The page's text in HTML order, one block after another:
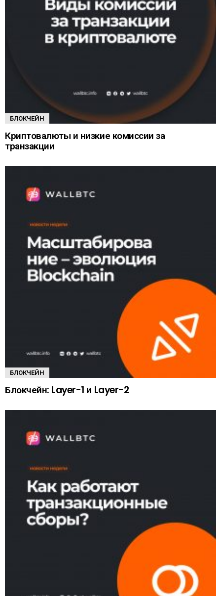
БЛОКЧЕЙН
Криптовалюты и низкие комиссии за
транзакции
БЛОКЧЕЙН
Блокчейн: Layer-1 и Layer-2